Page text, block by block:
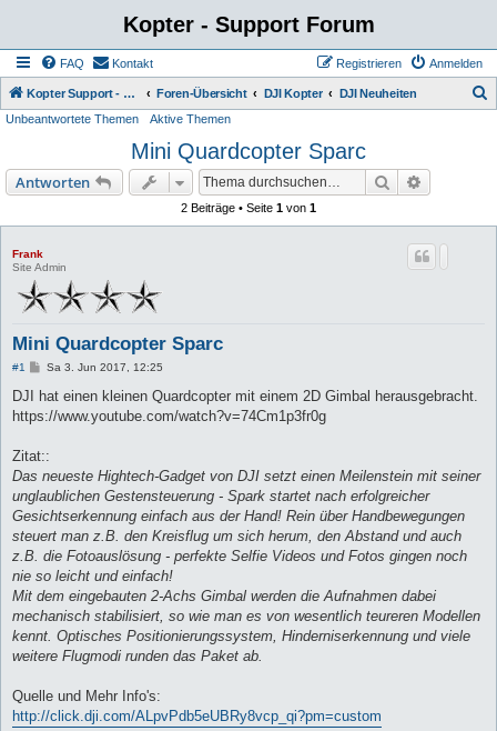
Kopter - Support Forum
FAQ Kontakt Anmelden
Registrieren
Kopter Support - von Anwendern für Anwender. Foren-Übersicht DJI Kopter DJI Neuheiten
Unbeantwortete Themen Aktive Themen
Mini Quardcopter Sparc
Antworten Suche
2 Beiträge • Seite 1 von 1
Frank
Site Admin
Mini Quardcopter Sparc
#1
B
i
r
Sa 3. Jun 2017, 12:25
DJI hat einen kleinen Quardcopter mit einem 2D Gimbal herausgebracht.
https://www.youtube.com/watch?v=74Cm1p3fr0g
Zitat::
Das neueste Hightech-Gadget von DJI setzt einen Meilenstein mit seiner
unglaublichen Gestensteuerung - Spark startet nach erfolgreicher
Gesichtserkennung einfach aus der Hand! Rein über Handbewegungen
steuert man z.B. den Kreisflug um sich herum, den Abstand und auch
z.B. die Fotoauslösung - perfekte Selfie Videos und Fotos gingen noch
nie so leicht und einfach!
Mit dem eingebauten 2-Achs Gimbal werden die Aufnahmen dabei
mechanisch stabilisiert, so wie man es von wesentlich teureren Modellen
kennt. Optisches Positionierungssystem, Hinderniserkennung und viele
weitere Flugmodi runden das Paket ab.
Quelle und Mehr Info's:
http://click.dji.com/ALpvPdb5eUBRy8vcp_qi?pm=custom